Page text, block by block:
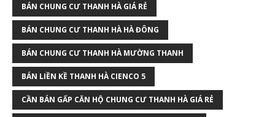
BÁN CHUNG CƯ THANH HÀ GIÁ RẺ
BÁN CHUNG CƯ THANH HÀ HÀ ĐÔNG
BÁN CHUNG CƯ THANH HÀ MƯỜNG THANH
BÁN LIỀN KỀ THANH HÀ CIENCO 5
CẦN BÁN GẤP CĂN HỘ CHUNG CƯ THANH HÀ GIÁ RẺ